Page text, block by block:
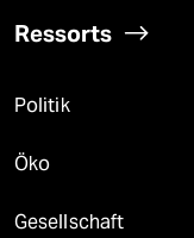
Ressorts
Politik
Öko
Gesellschaft